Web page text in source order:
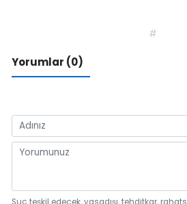
#
Yorumlar (0)